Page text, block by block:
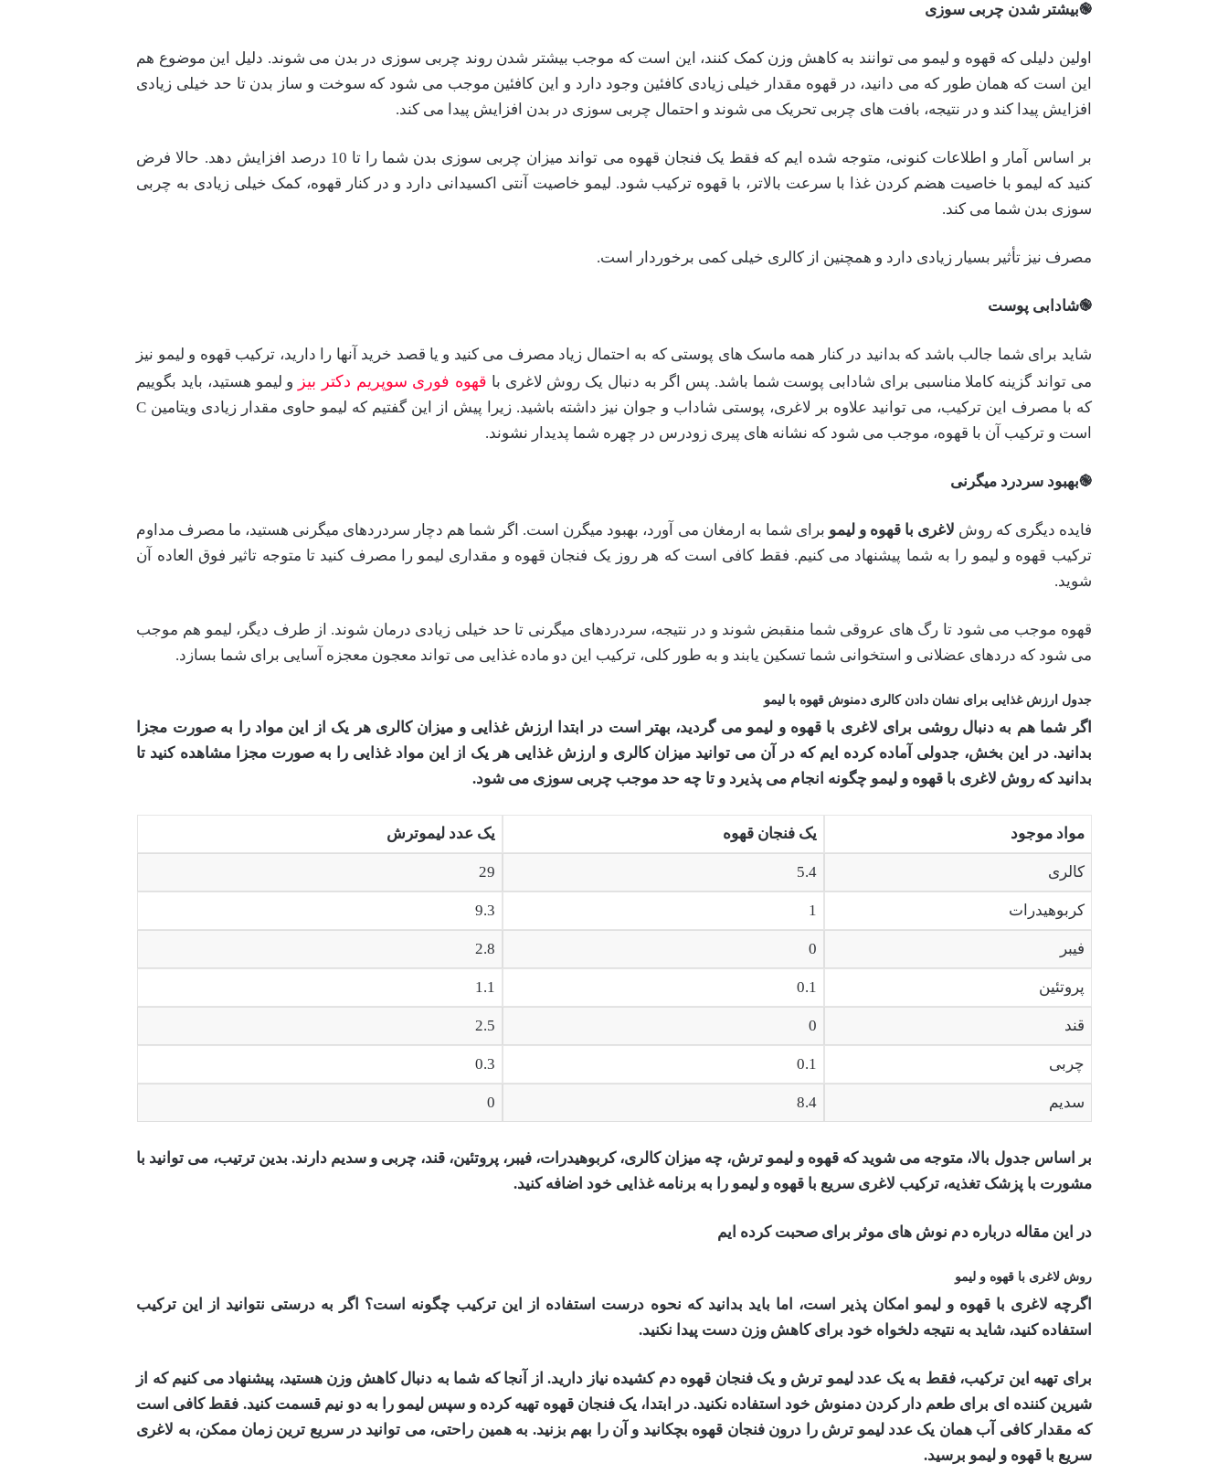
֎بیشتر شدن چربی سوزی
اولین دلیلی که قهوه و لیمو می توانند به کاهش وزن کمک کنند، این است که موجب بیشتر شدن روند چربی سوزی در بدن می شوند. دلیل این موضوع هم
این است که همان طور که می دانید، در قهوه مقدار خیلی زیادی کافئین وجود دارد و این کافئین موجب می شود که سوخت و ساز بدن تا حد خیلی زیادی
افزایش پیدا کند و در نتیجه، بافت های چربی تحریک می شوند و احتمال چربی سوزی در بدن افزایش پیدا می کند.
بر اساس آمار و اطلاعات کنونی، متوجه شده ایم که فقط یک فنجان قهوه می تواند میزان چربی سوزی بدن شما را تا 10 درصد افزایش دهد. حالا فرض
کنید که لیمو با خاصیت هضم کردن غذا با سرعت بالاتر، با قهوه ترکیب شود. لیمو خاصیت آنتی اکسیدانی دارد و در کنار قهوه، کمک خیلی زیادی به چربی
سوزی بدن شما می کند.
مصرف نیز تأثیر بسیار زیادی دارد و همچنین از کالری خیلی کمی برخوردار است.
֎شادابی پوست
شاید برای شما جالب باشد که بدانید در کنار همه ماسک های پوستی که به احتمال زیاد مصرف می کنید و یا قصد خرید آنها را دارید، ترکیب قهوه و لیمو نیز
می تواند گزینه کاملا مناسبی برای شادابی پوست شما باشد. پس اگر به دنبال یک روش لاغری با قهوه فوری سوپریم دکتر بیز و لیمو هستید، باید بگوییم
که با مصرف این ترکیب، می توانید علاوه بر لاغری، پوستی شاداب و جوان نیز داشته باشید. زیرا پیش از این گفتیم که لیمو حاوی مقدار زیادی ویتامین C
است و ترکیب آن با قهوه، موجب می شود که نشانه های پیری زودرس در چهره شما پدیدار نشوند.
֎بهبود سردرد میگرنی
فایده دیگری که روش لاغری با قهوه و لیمو برای شما به ارمغان می آورد، بهبود میگرن است. اگر شما هم دچار سردردهای میگرنی هستید، ما مصرف مداوم
ترکیب قهوه و لیمو را به شما پیشنهاد می کنیم. فقط کافی است که هر روز یک فنجان قهوه و مقداری لیمو را مصرف کنید تا متوجه تاثیر فوق العاده آن
شوید.
قهوه موجب می شود تا رگ های عروقی شما منقبض شوند و در نتیجه، سردردهای میگرنی تا حد خیلی زیادی درمان شوند. از طرف دیگر، لیمو هم موجب
می شود که دردهای عضلانی و استخوانی شما تسکین یابند و به طور کلی، ترکیب این دو ماده غذایی می تواند معجون معجزه آسایی برای شما بسازد.
جدول ارزش غذایی برای نشان دادن کالری دمنوش قهوه با لیمو
اگر شما هم به دنبال روشی برای لاغری با قهوه و لیمو می گردید، بهتر است در ابتدا ارزش غذایی و میزان کالری هر یک از این مواد را به صورت مجزا
بدانید. در این بخش، جدولی آماده کرده ایم که در آن می توانید میزان کالری و ارزش غذایی هر یک از این مواد غذایی را به صورت مجزا مشاهده کنید تا
بدانید که روش لاغری با قهوه و لیمو چگونه انجام می پذیرد و تا چه حد موجب چربی سوزی می شود.
مواد موجود یک فنجان قهوه یک عدد لیموترش
کالری 5.4
29
کربوهیدرات 1
9.3
فیبر 0
2.8
پروتئین 0.1
1.1
قند 0
2.5
چربی 0.1
0.3
سدیم 8.4
0
بر اساس جدول بالا، متوجه می شوید که قهوه و لیمو ترش، چه میزان کالری، کربوهیدرات، فیبر، پروتئین، قند، چربی و سدیم دارند. بدین ترتیب، می توانید با
مشورت با پزشک تغذیه، ترکیب لاغری سریع با قهوه و لیمو را به برنامه غذایی خود اضافه کنید.
در این مقاله درباره دم نوش های موثر برای صحبت کرده ایم
روش لاغری با قهوه و لیمو
اگرچه لاغری با قهوه و لیمو امکان پذیر است، اما باید بدانید که نحوه درست استفاده از این ترکیب چگونه است؟ اگر به درستی نتوانید از این ترکیب
استفاده کنید، شاید به نتیجه دلخواه خود برای کاهش وزن دست پیدا نکنید.
برای تهیه این ترکیب، فقط به یک عدد لیمو ترش و یک فنجان قهوه دم کشیده نیاز دارید. از آنجا که شما به دنبال کاهش وزن هستید، پیشنهاد می کنیم که از
شیرین کننده ای برای طعم دار کردن دمنوش خود استفاده نکنید. در ابتدا، یک فنجان قهوه تهیه کرده و سپس لیمو را به دو نیم قسمت کنید. فقط کافی است
که مقدار کافی آب همان یک عدد لیمو ترش را درون فنجان قهوه بچکانید و آن را بهم بزنید. به همین راحتی، می توانید در سریع ترین زمان ممکن، به لاغری
سریع با قهوه و لیمو برسید.